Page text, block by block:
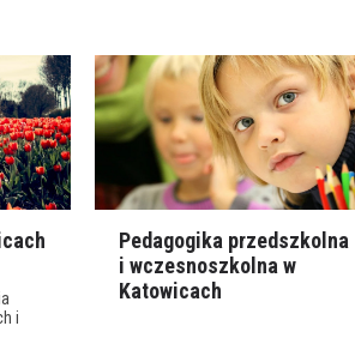
i
Pedagogika przedszkolna
i wczesnoszkolna w
Katowicach